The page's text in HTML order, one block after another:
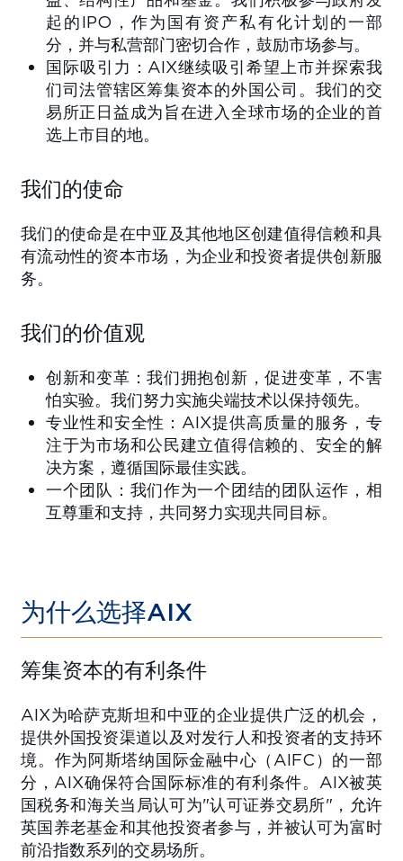
起的IPO，作为国有资产私有化计划的一部
分，并与私营部门密切合作，鼓励市场参与。
国际吸引力：AIX继续吸引希望上市并探索我
们司法管辖区筹集资本的外国公司。我们的交
易所正日益成为旨在进入全球市场的企业的首
选上市目的地。
我们的使命
我们的使命是在中亚及其他地区创建值得信赖和具
有流动性的资本市场，为企业和投资者提供创新服
务。
我们的价值观
创新和变革：我们拥抱创新，促进变革，不害
怕实验。我们努力实施尖端技术以保持领先。
专业性和安全性：AIX提供高质量的服务，专
注于为市场和公民建立值得信赖的、安全的解
决方案，遵循国际最佳实践。
一个团队：我们作为一个团结的团队运作，相
互尊重和支持，共同努力实现共同目标。
为什么选择AIX
筹集资本的有利条件
AIX为哈萨克斯坦和中亚的企业提供广泛的机会，
提供外国投资渠道以及对发行人和投资者的支持环
境。作为阿斯塔纳国际金融中心（AIFC）的一部
分，AIX确保符合国际标准的有利条件。AIX被英
国税务和海关当局认可为"认可证券交易所"，允许
英国养老基金和其他投资者参与，并被认可为富时
前沿指数系列的交易场所。